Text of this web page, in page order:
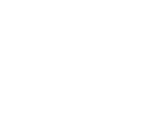
người nước ngoài trình